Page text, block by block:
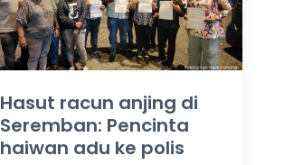
Hasut racun anjing di
Seremban: Pencinta
haiwan adu ke polis